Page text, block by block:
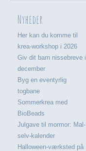
Nyheder
Her kan du komme til
krea-workshop i 2026
Giv dit barn nissebreve i
december
Byg en eventyrlig
togbane
Sommerkrea med
BioBeads
Julgave til mormor: Mal-
selv-kalender
Halloween-værksted på